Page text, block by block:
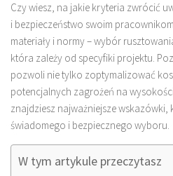
Czy wiesz, na jakie kryteria zwrócić
i bezpieczeństwo swoim
materiały i normy – wybór
która zależy od specyfiki projektu.
pozwoli nie tylko zoptymalizować
potencjalnych zagrożeń na
znajdziesz najważniejsze
świadomego i bezpiecznego wyboru.
W tym artykule przeczytasz